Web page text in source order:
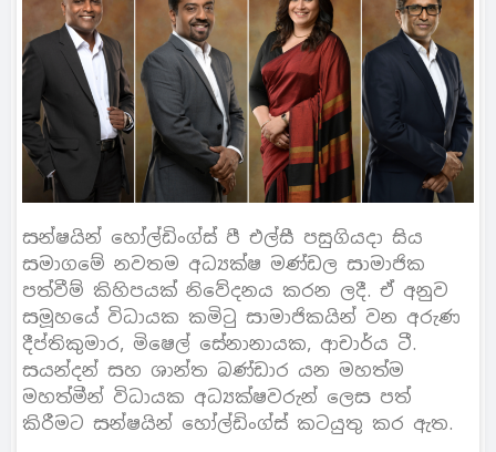
සන්ෂයින් හෝල්ඩිංග්ස් පී එල්සී පසුගියදා සිය
සමාගමේ නවතම අධ්‍යක්ෂ මණ්ඩල සාමාජික
පත්වීම් කිහිපයක් නිවේදනය කරන ලදී. ඒ අනුව
සමූහයේ විධායක කමිටු සාමාජිකයින් වන අරුණ
දීප්තිකුමාර, මිෂෙල් සේනානායක, ආචාර්ය ටී.
සයන්දන් සහ ශාන්ත බණ්ඩාර යන මහත්ම
මහත්මීන් විධායක අධ්‍යක්ෂවරුන් ලෙස පත්
කිරීමට සන්ෂයින් හෝල්ඩිංග්ස් කටයුතු කර ඇත.